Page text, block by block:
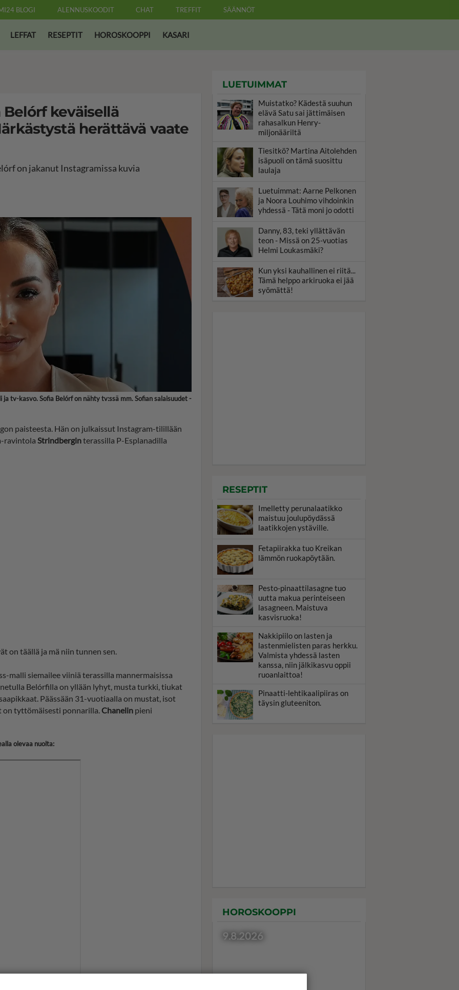
BLOGI ALENNUSKOODIT CHAT TREFFIT SÄÄNNÖT
LEFFAT RESEPTIT HOROSKOOPPI KASARI
Belórf keväisellä
herättävä vaate
on jakanut Instagramissa kuvia
tv-kasvo. Sofia Belórf on nähty tv:ssä mm. Sofian salaisuudet -
paisteesta. Hän on julkaissut Instagram-tilillään
ravintola Strindberginterassilla P-Esplanadilla
on täällä ja mä niin tunnen sen.
malli siemailee viiniä terassilla mannermaisissa
Belórfilla on yllään lyhyt, musta turkki, tiukat
saapikkaat. Päässään 31-vuotiaalla on mustat, isot
on tyttömäisesti ponnarilla.Chanelin pieni
olevaa nuolta:
LUETUIMMAT
Muistatko? Kädestä suuhun
elävä Satu sai jättimäisen
rahasalkun Henry-
miljonääriltä
Tiesitkö? Martina Aitolehden
isäpuoli on tämä suosittu
laulaja
Luetuimmat: Aarne Pelkonen
ja Noora Louhimo vihdoinkin
yhdessä - Tätä moni jo odotti
Danny, 83, teki yllättävän
teon - Missä on 25-vuotias
Helmi Loukasmäki?
Kun yksi kauhallinen ei riitä...
Tämä helppo arkiruoka ei jää
syömättä!
RESEPTIT
Imelletty perunalaatikko
maistuu joulupöydässä
laatikkojen ystäville.
Fetapiirakka tuo Kreikan
lämmön ruokapöytään.
Pesto-pinaattilasagne tuo
uutta makua perinteiseen
lasagneen. Maistuva
kasvisruoka!
Nakkipiilo on lasten ja
lastenmielisten paras herkku.
Valmista yhdessä lasten
kanssa, niin jälkikasvu oppii
ruoanlaittoa!
Pinaatti-lehtikaalipiiras on
täysin gluteeniton.
HOROSKOOPPI
9.8.2026